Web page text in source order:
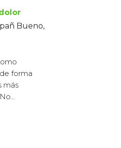
Bueno,
forma
más